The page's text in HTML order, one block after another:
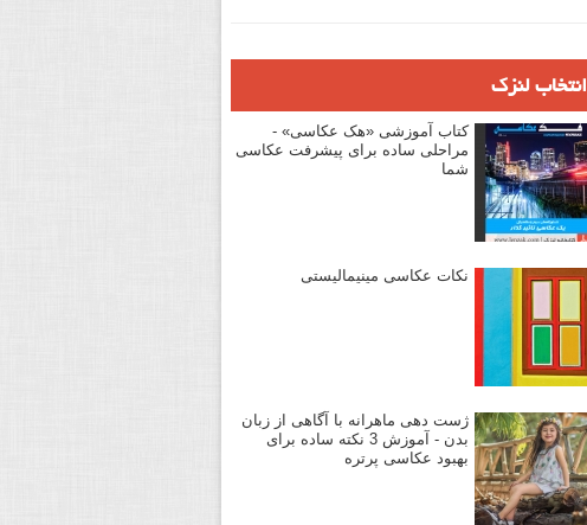
انتخاب لنزک
کتاب آموزشی «هک عکاسی» -
مراحلی ساده برای پیشرفت عکاسی
شما
نکات عکاسی مینیمالیستی
ژست دهی ماهرانه با آگاهی از زبان
بدن - آموزش 3 نکته ساده برای
بهبود عکاسی پرتره